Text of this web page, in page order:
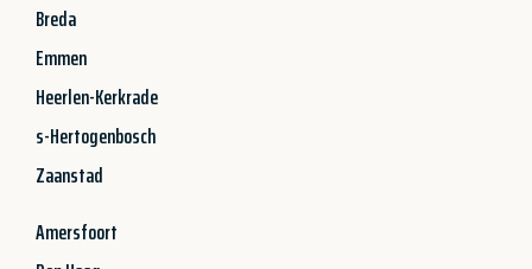
Breda
Emmen
Heerlen-Kerkrade
s-Hertogenbosch
Zaanstad
Amersfoort